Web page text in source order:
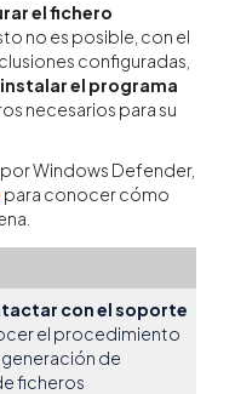
el fichero
no es posible, con el
configuradas,
el programa
necesarios para su
Windows Defender,
para conocer cómo
con el soporte
el procedimiento
de
ficheros